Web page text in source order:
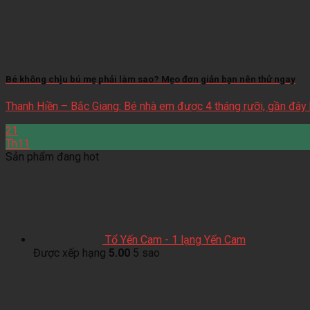
Bé không chịu bú mẹ phải làm sao? Mẹo đơn giản bạn nên thử ngay
Thanh Hiền – Bắc Giang: Bé nhà em được 4 tháng rưỡi, gần đây
21
Th11
Sản phẩm đang hot
Tổ Yến Cam - 1 lạng Yến Cam
Được xếp hạng 5.00 5 sao